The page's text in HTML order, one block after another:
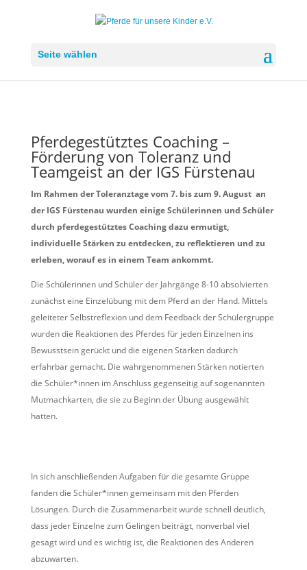
Seite wählen
Pferdegestütztes Coaching –
Förderung von Toleranz und
Teamgeist an der IGS Fürstenau
Im Rahmen der Toleranztage vom 7. bis zum 9. August an
der IGS Fürstenau wurden einige Schülerinnen und Schüler
durch pferdegestütztes Coaching dazu ermutigt,
individuelle Stärken zu entdecken, zu reflektieren und zu
erleben, worauf es in einem Team ankommt.
Die Schülerinnen und Schüler der Jahrgänge 8-10 absolvierten
zunächst eine Einzelübung mit dem Pferd an der Hand. Mittels
geleiteter Selbstreflexion und dem Feedback der Schülergruppe
wurden die Reaktionen des Pferdes für jeden Einzelnen ins
Bewusstsein gerückt und die eigenen Stärken dadurch
erfahrbar gemacht. Die wahrgenommenen Stärken notierten
die Schüler*innen im Anschluss gegenseitig auf sogenannten
Mutmachkarten, die sie zu Beginn der Übung ausgewählt
hatten.
In sich anschließenden Aufgaben für die gesamte Gruppe
fanden die Schüler*innen gemeinsam mit den Pferden
Lösungen. Durch die Zusammenarbeit wurde schnell deutlich,
dass jeder Einzelne zum Gelingen beiträgt, nonverbal viel
gesagt wird und es wichtig ist, die Reaktionen des Anderen
abzuwarten.